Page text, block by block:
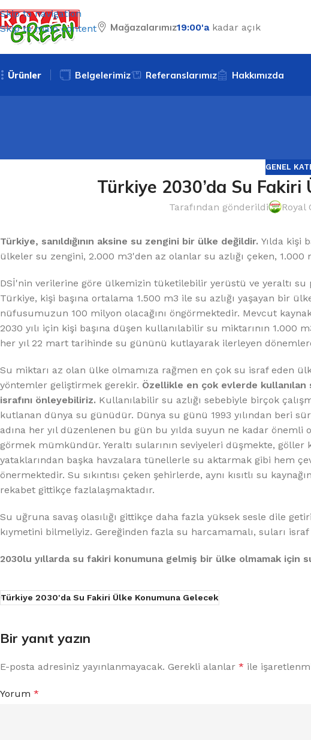
Skip to navigation
Skip to main content
Mağazalarımız19:00'a kadar açık
Ürünler
Lux Plus Serisi
%10 INDIRIM
Belgelerimiz Referanslarımız Hakkımızda
GENEL
Türkiye 2030’da Su
Tarafından gönderildi Royal
Türkiye, sanıldığının aksine su zengini bir ülke değildir. Yılda kişi
ülkeler su zengini, 2.000 m3'den az olanlar su azlığı çeken,
DSİ'nin verilerine göre ülkemizin tüketilebilir yerüstü ve yeraltı
Türkiye, kişi başına ortalama 1.500 m3 ile su azlığı yaşayan bir
nüfusumuzun 100 milyon olacağını öngörmektedir. Mevcut
2030 yılı için kişi başına düşen kullanılabilir su miktarının 1.000
her yıl 22 mart tarihinde su gününü kutlayarak ilerleyen
Su miktarı az olan ülke olmamıza rağmen en çok su israf eden
yöntemler geliştirmek gerekir. Özellikle en çok evlerde
israfını önleyebiliriz. Kullanılabilir su azlığı sebebiyle birçok
kutlanan dünya su günüdür. Dünya su günü 1993 yılından beri
adına her yıl düzenlenen bu gün bu yılda suyun ne kadar önemli
görmek mümkündür. Yeraltı sularının seviyeleri düşmekte,
yataklarından başka havzalara tünellerle su aktarmak gibi hem
önermektedir. Su sıkıntısı çeken şehirlerde, aynı kısıtlı su
rekabet gittikçe fazlalaşmaktadır.
Su uğruna savaş olasılığı gittikçe daha fazla yüksek sesle dile
kıymetini bilmeliyiz. Gereğinden fazla su harcamamalı, suları
2030lu yıllarda su fakiri konumuna gelmiş bir ülke olmamak için
Türkiye 2030'da Su Fakiri Ülke Konumuna Gelecek
Bir yanıt yazın
E-posta adresiniz yayınlanmayacak. Gerekli alanlar * ile
Yorum *